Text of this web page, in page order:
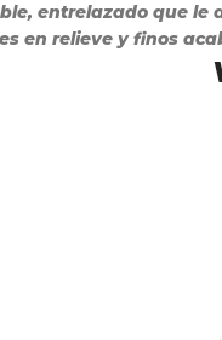
entrelazado que
en relieve y finos